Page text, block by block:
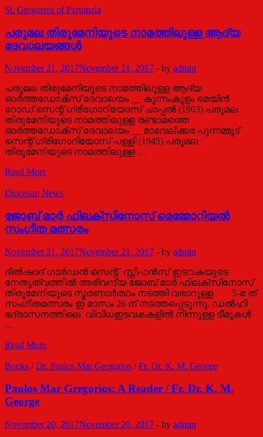
St. Gregorios of Parumala
പരുമല തിരുമേനിയുടെ നാമത്തിലുള്ള ആദ്യ
ദേവാലയങ്ങള്‍
November 21, 2017November 21, 2017 - by admin
പരുമല തിരുമേനിയുടെ നാമത്തിലുള്ള ആദ്യ
ഓർത്തഡോൿസ് ദേവാലയം __ കുന്നംകുളം മെയിൻ
റോഡ് സെന്റ് ഗ്രീഗോറിയോസ് ചാപ്പൽ (1903) പരുമല
തിരുമേനിയുടെ നാമത്തിലുള്ള രണ്ടാമത്തെ
ഓർത്തഡോൿസ് ദേവാലയം __ മാവേലിക്കര പുന്നമ്മൂട്
സെന്റ് ഗ്രിഗോറിയോസ് പള്ളി (1945) പരുമല
തിരുമേനിയുടെ നാമത്തിലുള്ള …
പരുമല
നാമത്തിലുള്ള
ദേവാലയങ്ങള്‍
Read More
Diocesan News
ജോബ്‌ മാർ ഫിലക്സിനോസ് മെമ്മോറിയൽ
സംഗീത മത്സരം
November 21, 2017November 21, 2017 - by admin
ദിൽഷാദ് ഗാർഡൻ സെന്റ്‌ സ്റ്റീഫൻസ് ഇടവകയുടെ
നേതൃത്വത്തിൽ അഭിവന്ദ്യ ജോബ്‌ മാർ ഫിലക്സിനോസ്
തിരുമേനിയുടെ സ്മരണാർത്ഥം നടത്തി വരാറുള്ള 5-മ ത്
സംഗീതമത്സരം ഇ മാസം 26 ന് നടത്തപ്പെടുന്നു. ഡൽഹി
ഭദ്രാസനത്തിലെ വിവിധഇടവകകളിൽ നിന്നുള്ള ടീമുകൾ
…
ജോബ്‌
ഫിലക്സിനോസ്
സംഗീത
മത്സരം
Read More
Books /Dr. Paulos Mar Gregorios /Fr. Dr. K. M. George
Paulos Mar Gregorios: A Reader / Fr. Dr. K. M.
George
November 20, 2017November 20, 2017 - by admin